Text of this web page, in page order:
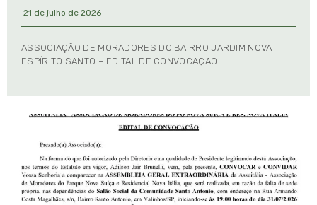
21 de julho de 2026
ASSOCIAÇÃO DE MORADORES DO BAIRRO JARDIM NOVA
ESPÍRITO SANTO – EDITAL DE CONVOCAÇÃO